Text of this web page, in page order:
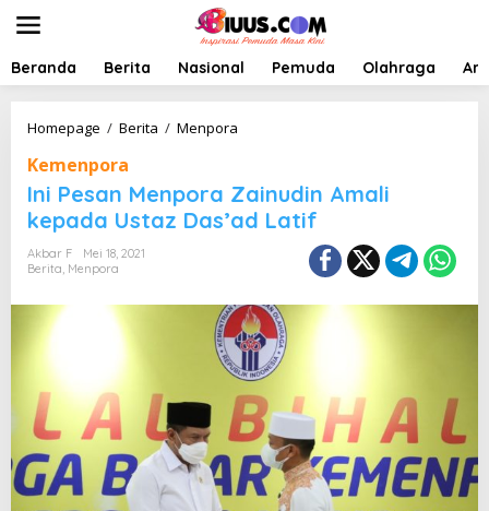
t
Beranda Berita Nasional Pemuda Olahraga
Homepage / Berita / Menpora
P
e
s
e
n
p
o
r
a
Z
a
i
n
u
Kemenpora
Ini Pesan Menpora Zainudin Amali
kepada Ustaz Das’ad Latif
Akbar F
Mei 18, 2021
Berita, Menpora